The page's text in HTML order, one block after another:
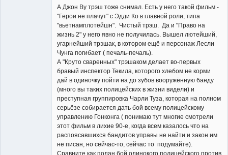
А Джон Ву трэш тоже снимал. Есть у него такой фильм -
"Герои не плачут" с Эдди Ко в главной роли, типа
"вьетнамплотейшн". Чистый трэш. Да и "Право на
жизнь 2" у него явно не получилась. Вышел лютейший,
угарнейший трэшак, в котором ещё и персонаж Лесли
Чунга погибает ( печаль-печаль).
А "Круто сваренных" трэшаком делает во-первых
бравый инспектор Текила, которого хлебом не корми
дай в одиночку пойти на до зубов вооружённую банду
(много вы таких полицейских в жизни видели) и
преступная группировка Чарли Туза, которая на полном
серьёзе собирается дать бой всему полицейскому
управлению Гонконга ( понимаю тут многие смотрели
этот фильм в лихие 90-е, когда всем казалось что на
распоясавшихся бандитов управы не найти и закон им
не писан, но сейчас-то, сейчас то подумайте).
Сравните как подан бой одинокого полицейского против